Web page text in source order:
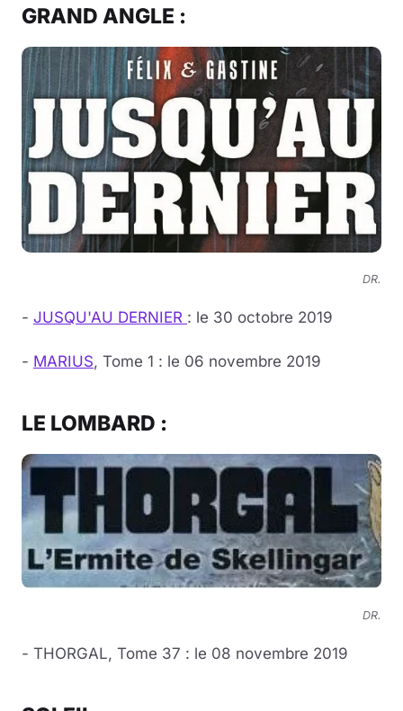
GRAND ANGLE :
DR.
- JUSQU'AU DERNIER : le 30 octobre 2019
- MARIUS, Tome 1 : le 06 novembre 2019
LE LOMBARD :
DR.
- THORGAL, Tome 37 : le 08 novembre 2019